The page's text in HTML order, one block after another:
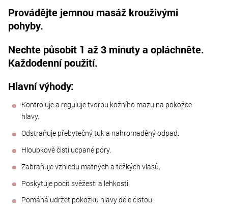
Provádějte jemnou masáž krouživými
pohyby.
Nechte působit 1 až 3 minuty a opláchněte.
Každodenní použití.
Hlavní výhody:
Kontroluje a reguluje tvorbu kožního mazu na pokožce
hlavy.
Odstraňuje přebytečný tuk a nahromaděný odpad.
Hloubkově čistí ucpané póry.
Zabraňuje vzhledu matných a těžkých vlasů.
Poskytuje pocit svěžesti a lehkosti.
Pomáhá udržet pokožku hlavy déle čistou.